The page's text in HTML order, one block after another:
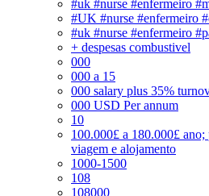
#uk #nurse #enfermeiro
#UK #nurse #enfermeiro
#uk #nurse #enfermeiro
+ despesas combustivel
000
000 a 15
000 salary plus 35%
000 USD Per annum
10
100.000£ a 180.000£
viagem e alojamento
1000-1500
108
108000